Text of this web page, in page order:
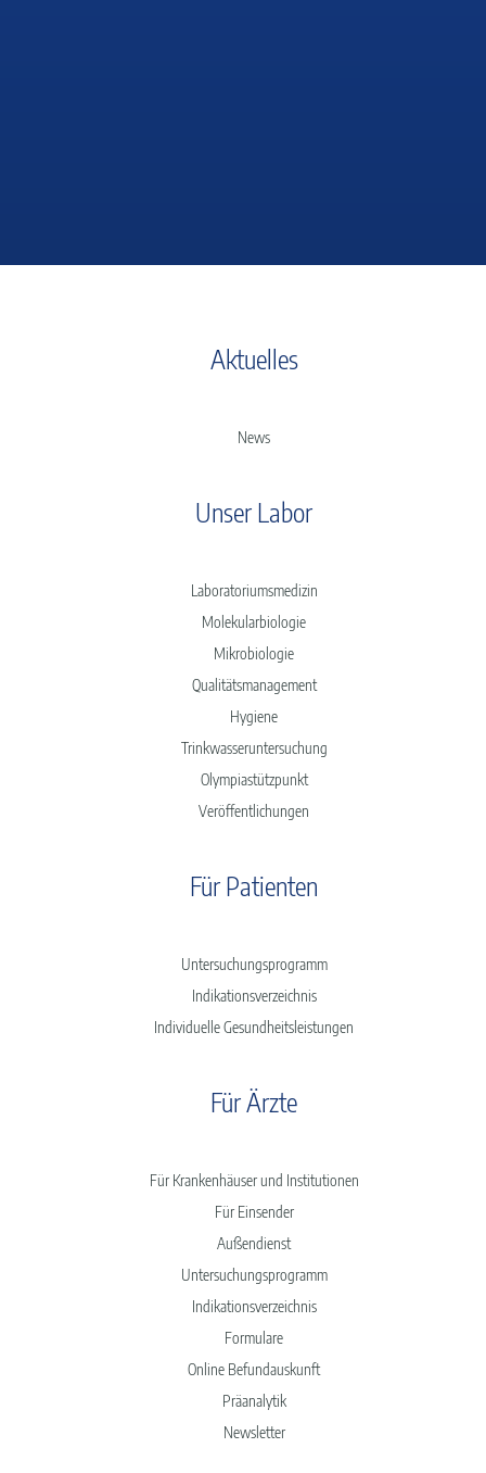
Aktuelles
News
Unser Labor
Laboratoriumsmedizin
Molekularbiologie
Mikrobiologie
Qualitätsmanagement
Hygiene
Trinkwasseruntersuchung
Olympiastützpunkt
Veröffentlichungen
Für Patienten
Untersuchungsprogramm
Indikationsverzeichnis
Individuelle Gesundheitsleistungen
Für Ärzte
Für Krankenhäuser und Institutionen
Für Einsender
Außendienst
Untersuchungsprogramm
Indikationsverzeichnis
Formulare
Online Befundauskunft
Präanalytik
Newsletter